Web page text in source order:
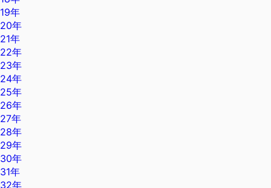
19年
20年
21年
22年
23年
24年
25年
26年
27年
28年
29年
30年
31年
32年